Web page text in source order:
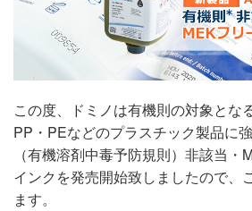
この度、ドミノは有機則の対象とな
PP・PEなどのプラスチック製品に
（有機溶剤中毒予防規則）非該当
インクを発売開始致しましたので、
ます。